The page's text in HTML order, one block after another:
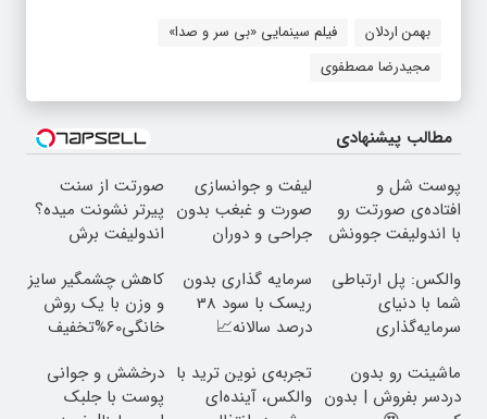
بهمن اردلان
فیلم سینمایی «بی سر و صدا»
مجیدرضا مصطفوی
مطالب پیشنهادی
پوست شل و
افتاده‌ی صورتت رو
با اندولیفت جوونش
لیفت و جوانسازی
صورت و غبغب بدون
جراحی و دوران
صورتت از سنت
پیرتر نشونت میده؟
اندولیفت برش
والکس: پل ارتباطی
شما با دنیای
سرمایه‌گذاری
سرمایه گذاری بدون
ریسک با سود 38
درصد سالانه📈
کاهش چشمگیر سایز
و وزن با یک روش
خانگی60%تخفیف
ماشینت رو بدون
دردسر بفروش | بدون
تجربه‌ی نوین ترید با
والکس، آینده‌ای
درخشش و جوانی
پوست با جلبک